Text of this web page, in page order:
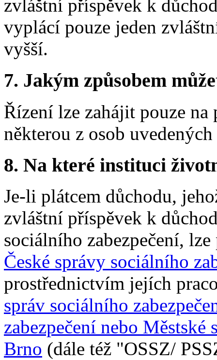
zvláštní příspěvek k
vyplácí pouze jeden
vyšší.
7. Jakým způsobem
Řízení lze zahájit pouze na
některou z osob
8. Na které instituci
Je-li plátcem důchodu,
zvláštní příspěvek k
sociálního zabezpečení,
České správy sociálního
prostřednictvím jejích
správ sociálního
zabezpečení nebo
Brno (dále též "OSSZ/